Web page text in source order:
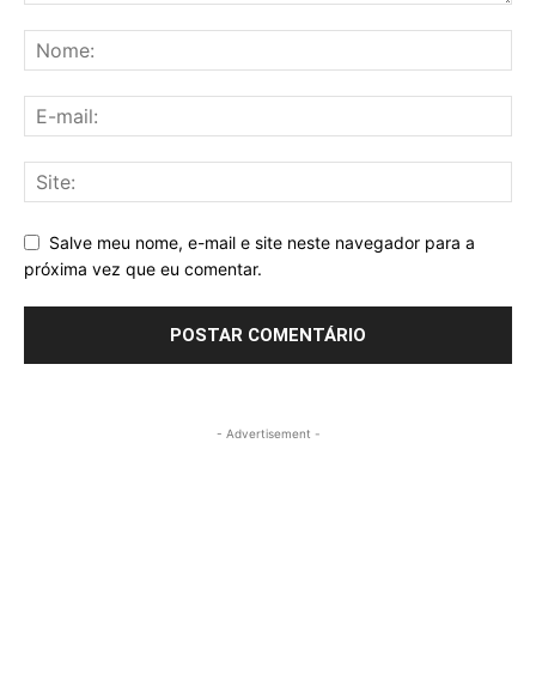
Salve meu nome, e-mail e site neste navegador para a
próxima vez que eu comentar.
- Advertisement -